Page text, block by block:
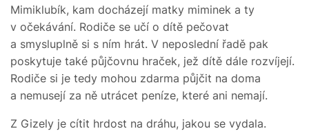
Mimiklubík, kam docházejí matky miminek a ty
v očekávání. Rodiče se učí o dítě pečovat
a smysluplně si s ním hrát. V neposlední řadě pak
poskytuje také půjčovnu hraček, jež dítě dále rozvíjejí.
Rodiče si je tedy mohou zdarma půjčit na doma
a nemusejí za ně utrácet peníze, které ani nemají.
Z Gizely je cítit hrdost na dráhu, jakou se vydala.